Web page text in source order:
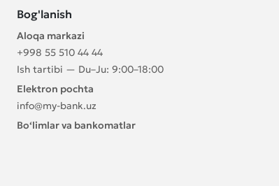
Bog'lanish
Aloqa markazi
+998 55 510 44 44
Ish tartibi — Du–Ju: 9:00–18:00
Elektron pochta
info@my-bank.uz
Bo‘limlar va bankomatlar